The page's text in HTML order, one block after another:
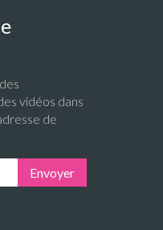
vidéos dans
de
Envoyer